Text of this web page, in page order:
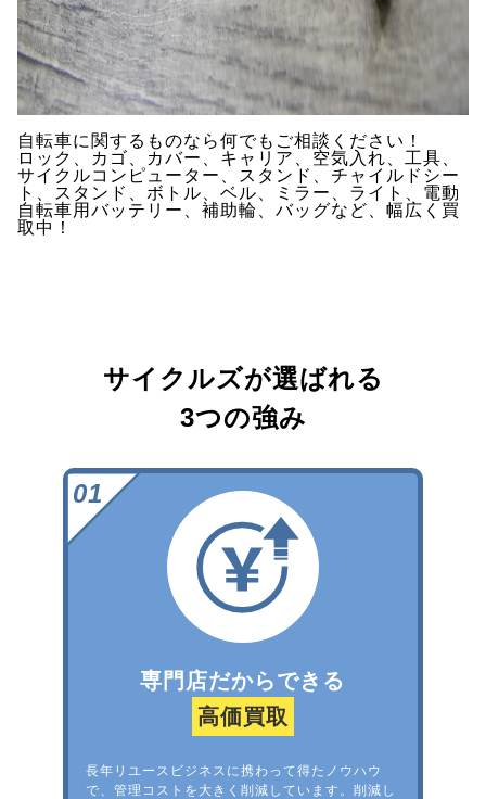
自転車に関するものなら何でもご相談ください！
ロック、カゴ、カバー、キャリア、空気入れ、工具、
サイクルコンピューター、スタンド、チャイルドシー
ト、スタンド、ボトル、ベル、ミラー、ライト、電動
自転車用バッテリー、補助輪、バッグなど、幅広く買
取中！
サイクルズが選ばれる
3つの強み
専門店だからできる
高価買取
長年リユースビジネスに携わって得たノウハウ
で、管理コストを大きく削減しています。削減し